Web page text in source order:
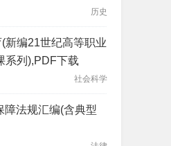
历史
新编21世纪高等职业
系列),PDF下载
社会科学
障法规汇编(含典型